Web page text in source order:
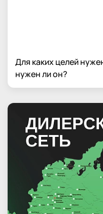
Для каких целей
нужен ли он?